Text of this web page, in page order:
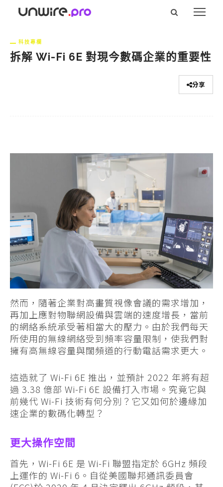
科技專欄
拆解 Wi-Fi 6E 對現今數碼企業的重要性
分享
然而，隨著企業對高畫質視像會議的需求增加，
再加上應對物聯網設備與雲端的速度增長，當前
的網絡系統承受著相當大的壓力。由於我們每天
所使用的無線網絡受到頻率容量限制，使我們對
擁有高無線容量與闊頻道的行動電話需求更大。
這造就了 Wi-Fi 6E 推出，並預計 2022 年將有超
過 3.38 億部 Wi-Fi 6E 設備打入市場。究竟它與
前幾代 Wi-Fi 技術有何分別？它又如何於邊緣加
速企業的數碼化轉型？
更大操作空間
首先，Wi-Fi 6E 是 Wi-Fi 聯盟指定於 6GHz 頻段
上運作的 Wi-Fi 6。自從美國聯邦通訊委員會